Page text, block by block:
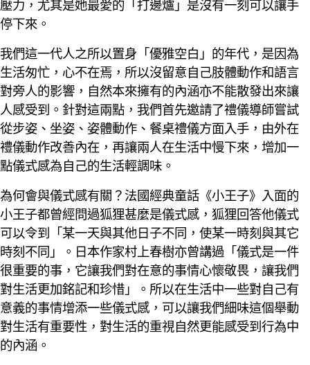
壓力，尤其是她最愛的「打邊爐」是沒有一刻可以讓手
停下來。
我們這一代人之所以置身「優雅空白」的年代，是因為
生活匆忙，心不在焉，所以沒留意自己肢體動作和語言
對旁人的影響，自然本來擁有的內涵亦不能散發出來讓
人感受到。針對這兩點，我們首先邀請了禮儀導師嘗試
從步姿、坐姿、姿體動作、餐桌禮儀方面入手，由外在
禮儀動作改善內在，再讓兩人在生活中慢下來，增加一
點儀式感為自己的生活輕調味。
為何會與儀式感有關？法國經典童話《小王子》入面的
小王子都曾經問過狐狸甚麼是儀式感，狐狸回答他儀式
可以令到「某一天與其他日子不同，使某一時刻與其它
時刻不同」。日本作家村上春樹亦曾講過「儀式是一件
很重要的事，它讓我們對在意的事情心懷敬畏，讓我們
對生活更加銘記和珍惜」。所以在生活中一些對自己有
意義的事情增添一些儀式感，可以讓我們細味這個舉動
對生活有重要性，對生活的重視自然更能感受到行為中
的內涵。